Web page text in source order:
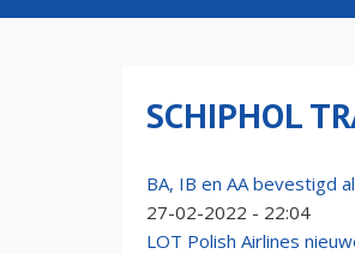
SCHIPHOL
BA, IB en AA bevestigd
27-02-2022 - 22:04
LOT Polish Airlines